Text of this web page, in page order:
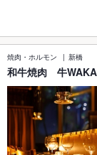
焼肉・ホルモン 新橋
和牛焼肉 牛